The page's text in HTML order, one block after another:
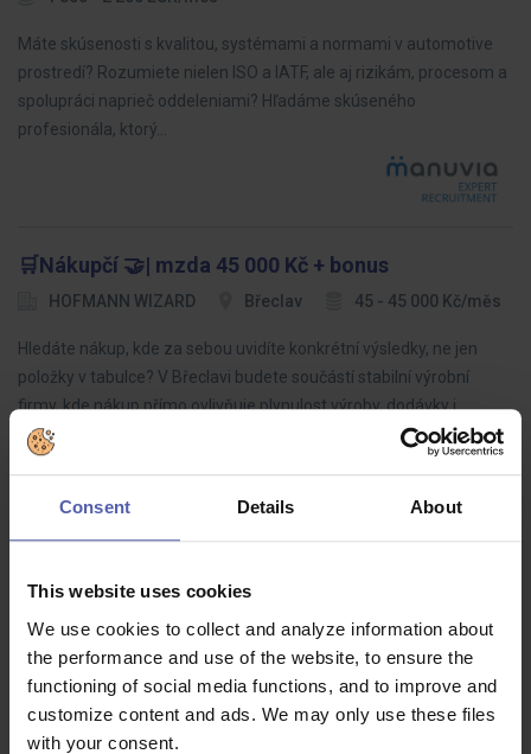
Consent Details About
This website uses cookies
We use cookies to collect and analyze information about
the performance and use of the website, to ensure the
functioning of social media functions, and to improve and
customize content and ads. We may only use these files
with your consent.
Máte skúsenosti s kvalitou, systémami a normami v automotive
prostredí? Rozumiete nielen ISO a IATF, ale aj rizikám, procesom a
spolupráci naprieč oddeleniami? Hľadáme skúseného
profesionála, ktorý…
🛒Nákupčí 🤝| mzda 45 000 Kč + bonus
HOFMANN WIZARD Břeclav 45 - 45 000 Kč/měs
Hledáte nákup, kde za sebou uvidíte konkrétní výsledky, ne jen
položky v tabulce? V Břeclavi budete součástí stabilní výrobní
firmy, kde nákup přímo ovlivňuje plynulost výroby, dodávky i
spolupráci…
Baví Vás práce s kovem a chcete za sebou vidět konkrétní
výsledek? Hledáme šikovné zámečníky a svářeče do stabilní české
společnosti v Havlíčkově Brodě. Budete se podílet na výrobě
železných…